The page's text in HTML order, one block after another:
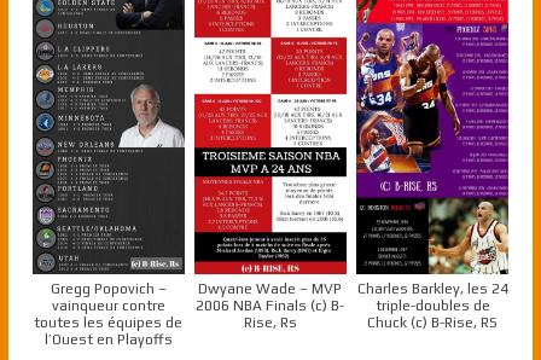
Gregg Popovich –
vainqueur contre
toutes les équipes de
l’Ouest en Playoffs
Dwyane Wade – MVP
2006 NBA Finals (c) B-
Rise, Rs
Charles Barkley, les 24
triple-doubles de
Chuck (c) B-Rise, RS